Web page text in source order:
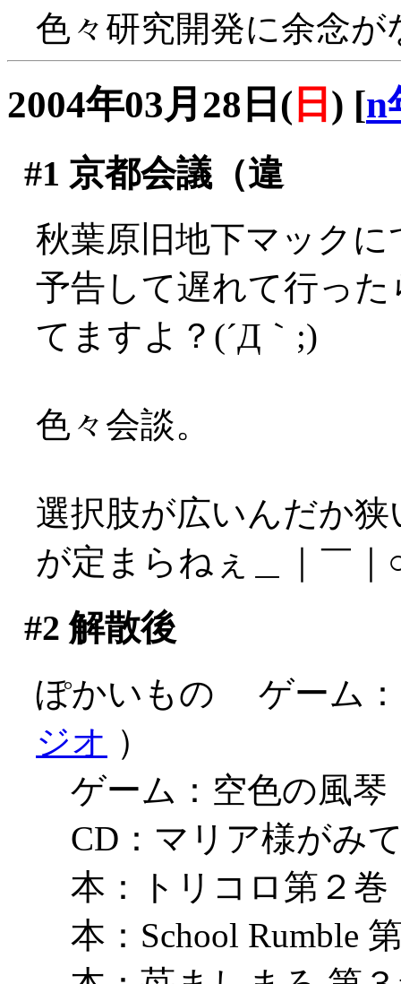
色々研究開発に余念
2004年03月28日( 日 ) [n
#1 京都会議（違
秋葉原旧地下マックに
予告して遅れて行っ
てますよ？(´Д｀;)
色々会談。
選択肢が広いんだか
が定まらねぇ＿｜￣｜
#2 解散後
ぽかいもの ゲーム：
ジオ ）
ゲーム：空色の風
CD：マリア様がみ
本：トリコロ第２
本：School Rumble